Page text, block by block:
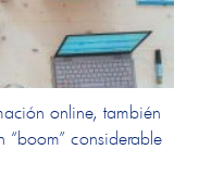
online, también
considerable